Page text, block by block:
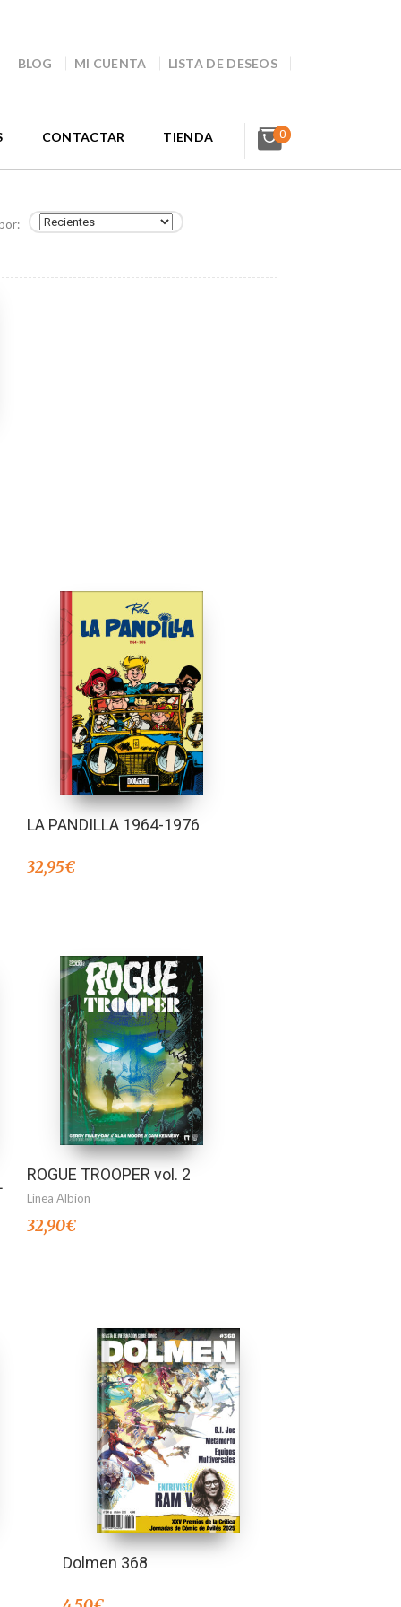
BLOG MI CUENTA LISTA DE DESEOS
CONTACTAR TIENDA 0
LA PANDILLA 1964-1976
32,95€
ROGUE TROOPER vol. 2
Línea Albion
32,90€
Dolmen 368